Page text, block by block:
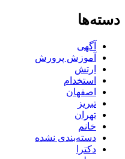
دسته‌ها
آگهی
آموزش پرورش
ارتش
استخدام
اصفهان
تبریز
تهران
خانم
دسته‌بندی نشده
دکترا